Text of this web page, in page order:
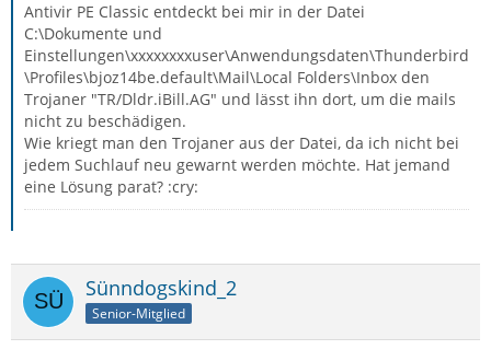
Antivir PE Classic entdeckt bei mir in der Datei
C:\Dokumente und
Einstellungen\xxxxxxxxuser\Anwendungsdaten\Thunderbird
\Profiles\bjoz14be.default\Mail\Local Folders\Inbox den
Trojaner "TR/Dldr.iBill.AG" und lässt ihn dort, um die mails
nicht zu beschädigen.
Wie kriegt man den Trojaner aus der Datei, da ich nicht bei
jedem Suchlauf neu gewarnt werden möchte. Hat jemand
eine Lösung parat? :cry:
Sünndogskind_2
Senior-Mitglied